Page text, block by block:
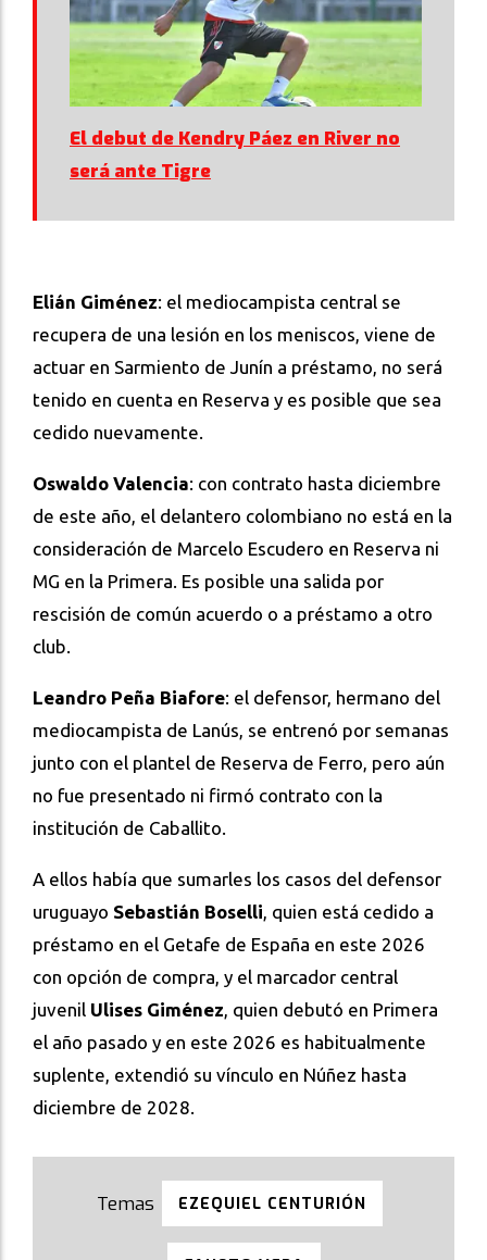
El debut de Kendry Páez en River no
será ante Tigre
Elián Giménez: el mediocampista central se
recupera de una lesión en los meniscos, viene de
actuar en Sarmiento de Junín a préstamo, no será
tenido en cuenta en Reserva y es posible que sea
cedido nuevamente.
Oswaldo Valencia: con contrato hasta diciembre
de este año, el delantero colombiano no está en la
consideración de Marcelo Escudero en Reserva ni
MG en la Primera. Es posible una salida por
rescisión de común acuerdo o a préstamo a otro
club.
Leandro Peña Biafore: el defensor, hermano del
mediocampista de Lanús, se entrenó por semanas
junto con el plantel de Reserva de Ferro, pero aún
no fue presentado ni firmó contrato con la
institución de Caballito.
A ellos había que sumarles los casos del defensor
uruguayo Sebastián Boselli , quien está cedido a
préstamo en el Getafe de España en este 2026
con opción de compra, y el marcador central
juvenil Ulises Giménez , quien debutó en Primera
el año pasado y en este 2026 es habitualmente
suplente, extendió su vínculo en Núñez hasta
diciembre de 2028.
EZEQUIEL CENTURIÓN